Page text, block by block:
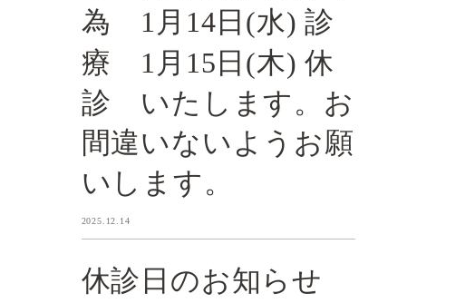
為 1月14日(水) 診
療 1月15日(木) 休
診 いたします。お
間違いないようお願
いします。
2025.12.14
休診日のお知らせ